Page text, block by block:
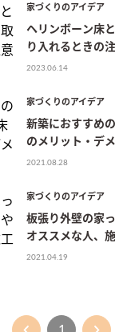
家づくりのアイデア
ヘリンボーン床
り入れるときの
2023.06.14
家づくりのアイデア
新築におすすめ
のメリット・デ
2021.08.28
家づくりのアイデア
板張り外壁の家
オススメな人、
2021.04.19